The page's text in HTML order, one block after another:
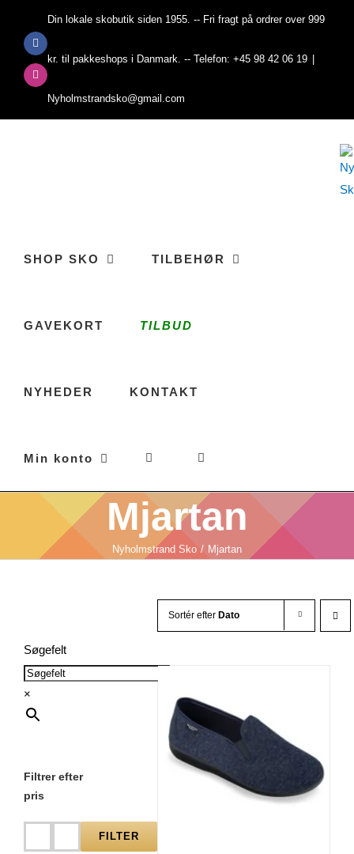
contentFacebook
Instagram
Din lokale skobutik siden 1955. -- Fri fragt på ordrer over 999
kr. til pakkeshops i Danmark. -- Telefon: +45 98 42 06 19
Nyholmstrandsko@gmail.com
SHOP SKO TILBEHØR
GAVEKORT TILBUD
NYHEDER KONTAKT
Min konto
Mjartan
Nyholmstrand Sko Mjartan
Sortér efter Dato
Søgefelt
×
Filtrer efter
pris
Mindste
Højeste
FILTER